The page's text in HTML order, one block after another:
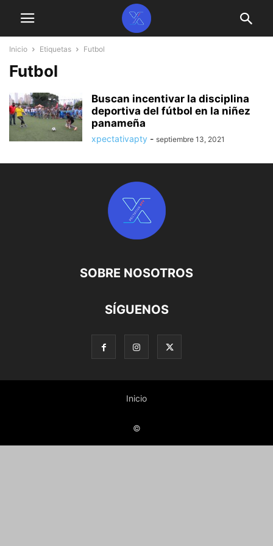
Inicio Etiquetas Futbol
Futbol
Buscan incentivar la disciplina
deportiva del fútbol en la niñez
panameña
xpectativapty - septiembre 13, 2021
SOBRE NOSOTROS
SÍGUENOS
Inicio
©